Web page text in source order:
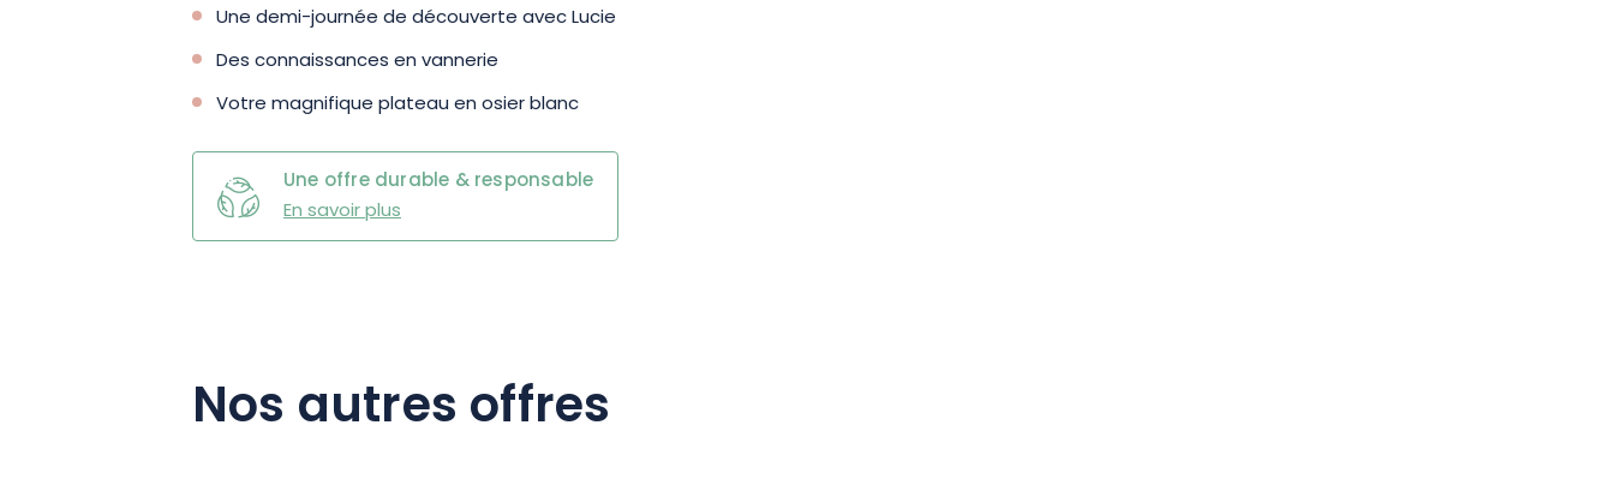
Une demi-journée de découverte avec Lucie
Des connaissances en vannerie
Votre magnifique plateau en osier blanc
Une offre durable & responsable
En savoir plus
Nos autres offres